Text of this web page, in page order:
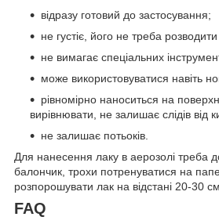
відразу готовий до застосування;
не густіє, його не треба
не вимагає спеціальних
може використовуватися навіть
рівномірно наноситься на
вирівнювати, не залишає слідів від
не залишає потьоків.
Для нанесення лаку в аерозолі треба
балончик, трохи потренуватися на
розпорошувати лак на відстані 20-30 см.
FAQ